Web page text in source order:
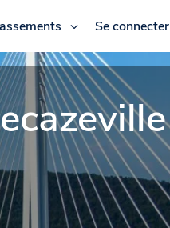
Se connecter